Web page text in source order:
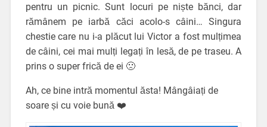
pentru un picnic. Sunt locuri pe niște bănci, dar
rămânem pe iarbă căci acolo-s câini… Singura
chestie care nu i-a plăcut lui Victor a fost mulțimea
de câini, cei mai mulți legați în lesă, de pe traseu. A
prins o super frică de ei 🙁
Ah, ce bine intră momentul ăsta! Mângâiați de
soare și cu voie bună ❤️